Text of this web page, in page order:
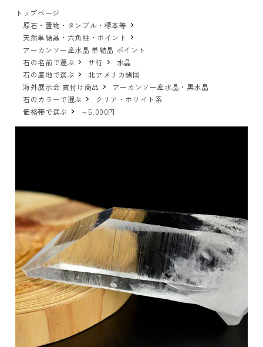
トップページ
原石・置物・タンブル・標本等
天然単結晶・六角柱・ポイント
アーカンソー産水晶 単結晶 ポイント
石の名前で選ぶ
サ行
水晶
石の産地で選ぶ
北アメリカ諸国
海外展示会 買付け商品
アーカンソー産水晶・黒水晶
石のカラーで選ぶ
クリア・ホワイト系
価格帯で選ぶ
～5,000円